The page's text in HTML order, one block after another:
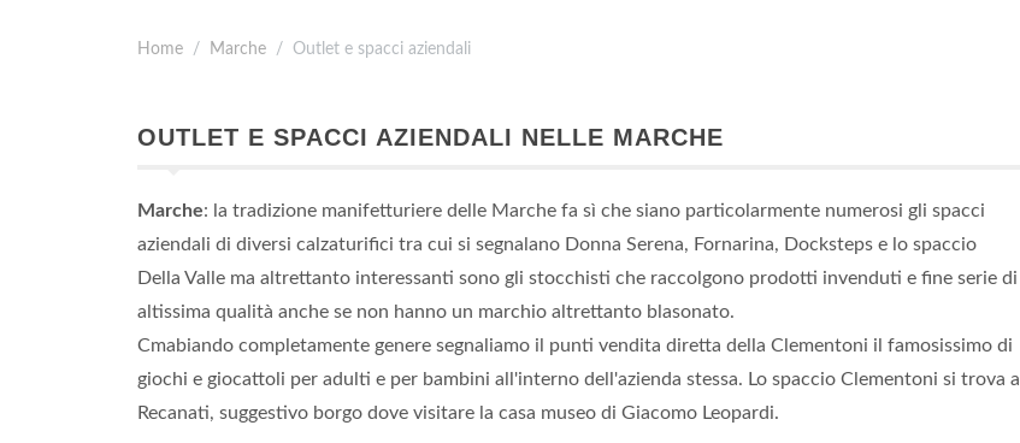
Home Marche Outlet e spacci aziendali
OUTLET E SPACCI AZIENDALI NELLE MARCHE
Marche: la tradizione manifetturiere delle Marche fa sì che siano particolarmente numerosi gli spacci
aziendali di diversi calzaturifici tra cui si segnalano Donna Serena, Fornarina, Docksteps e lo spaccio
Della Valle ma altrettanto interessanti sono gli stocchisti che raccolgono prodotti invenduti e fine serie di
altissima qualità anche se non hanno un marchio altrettanto blasonato.
Cmabiando completamente genere segnaliamo il punti vendita diretta della Clementoni il famosissimo di
giochi e giocattoli per adulti e per bambini all'interno dell'azienda stessa. Lo spaccio Clementoni si trova a
Recanati, suggestivo borgo dove visitare la casa museo di Giacomo Leopardi.